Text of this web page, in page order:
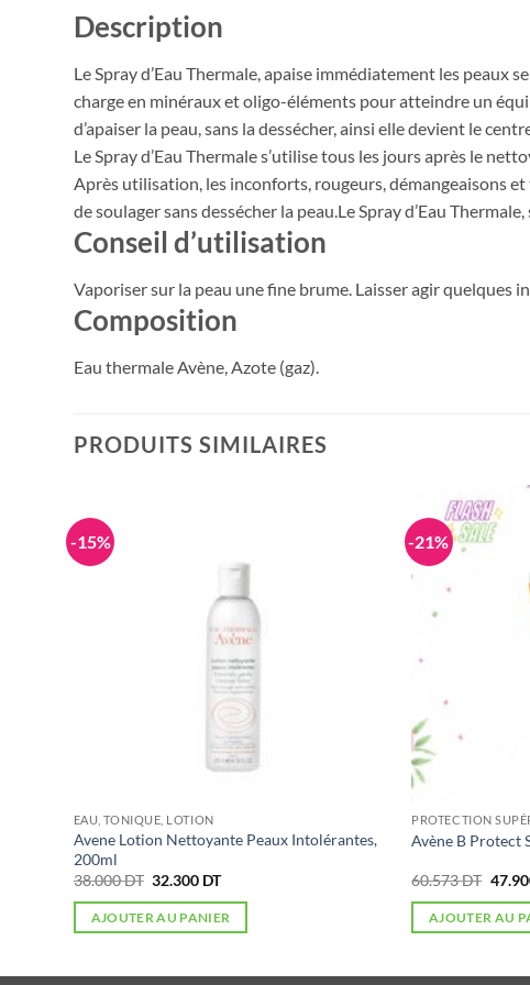
Description
Le Spray d’Eau Thermale, apaise immédiatement les peaux
charge en minéraux et oligo-éléments pour atteindre un
d’apaiser la peau, sans la dessécher, ainsi elle devient le
Le Spray d’Eau Thermale s’utilise tous les jours après le
Après utilisation, les inconforts, rougeurs, démangeaisons
de soulager sans dessécher la peau.Le Spray d’Eau
Conseil d’utilisation
Vaporiser sur la peau une fine brume. Laisser agir quelques
Composition
Eau thermale Avène, Azote (gaz).
PRODUITS SIMILAIRES
-15%
EAU, TONIQUE, LOTION
Avene Lotion Nettoyante Peaux Intolérantes,
200ml
38.000DT Le
initial
était :
32.300 DTLe
actuel
est :
AJOUTER AU PANIER
-21%
PROTECTION
Avène B Protect
60.573DT Le
initial
était :
AJOUTER AU